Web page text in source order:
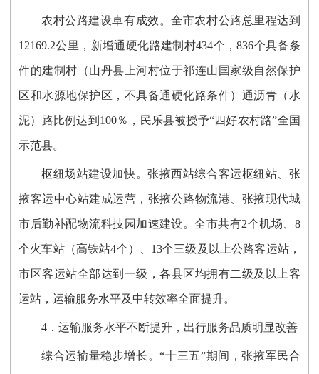
农村公路建设卓有成效。全市农村公路总里程达到
12169.2公里，新增通硬化路建制村434个，836个具备条
件的建制村（山丹县上河村位于祁连山国家级自然保护
区和水源地保护区，不具备通硬化路条件）通沥青（水
泥）路比例达到100％，民乐县被授予“四好农村路”全国
示范县。
枢纽场站建设加快。张掖西站综合客运枢纽站、张
掖客运中心站建成运营，张掖公路物流港、张掖现代城
市后勤补配物流科技园加速建设。全市共有2个机场、8
个火车站（高铁站4个）、13个三级及以上公路客运站，
市区客运站全部达到一级，各县区均拥有二级及以上客
运站，运输服务水平及中转效率全面提升。
4．运输服务水平不断提升，出行服务品质明显改善
综合运输量稳步增长。“十三五”期间，张掖军民合